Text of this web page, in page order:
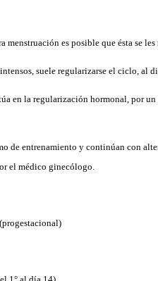
es posible que ésta se
suele regularizarse el ciclo,
en la regularización hormonal, por
de entrenamiento y continúan con
el médico ginecólogo.